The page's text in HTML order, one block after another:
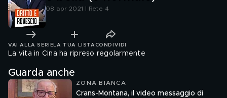
08 apr 2021 | Rete 4
VAI ALLA SERIE LA TUA LISTA CONDIVIDI
La vita in Cina ha ripreso regolarmente
Guarda anche
ZONA BIANCA
Crans-Montana, il video messaggio di